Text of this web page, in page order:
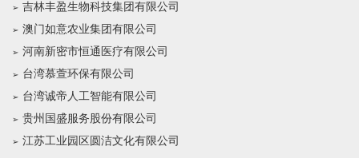
吉林丰盈生物科技集团有限公司
澳门如意农业集团有限公司
河南新密市恒通医疗有限公司
台湾慕萱环保有限公司
台湾诚帝人工智能有限公司
贵州国盛服务股份有限公司
江苏工业园区圆洁文化有限公司